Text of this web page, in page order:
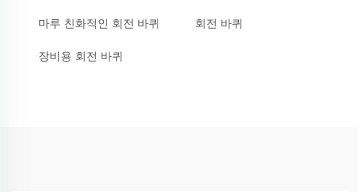
마루 친화적인 회전 바퀴 회전 바퀴
장비용 회전 바퀴